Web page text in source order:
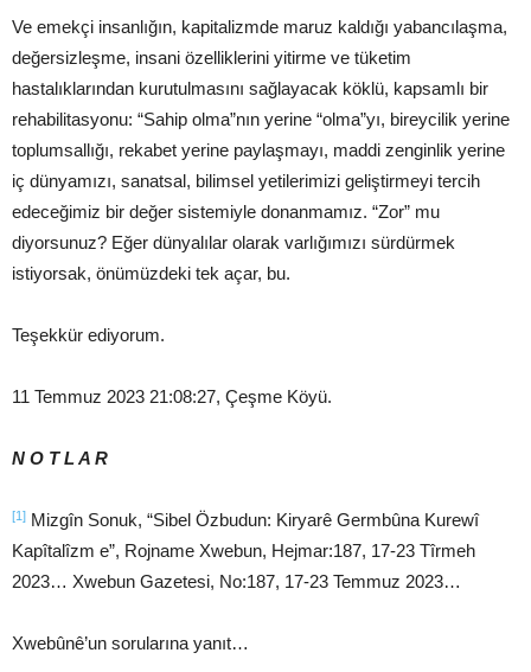
Ve emekçi insanlığın, kapitalizmde maruz kaldığı yabancılaşma,
değersizleşme, insani özelliklerini yitirme ve tüketim
hastalıklarından kurutulmasını sağlayacak köklü, kapsamlı bir
rehabilitasyonu: “Sahip olma”nın yerine “olma”yı, bireycilik yerine
toplumsallığı, rekabet yerine paylaşmayı, maddi zenginlik yerine
iç dünyamızı, sanatsal, bilimsel yetilerimizi geliştirmeyi tercih
edeceğimiz bir değer sistemiyle donanmamız. “Zor” mu
diyorsunuz? Eğer dünyalılar olarak varlığımızı sürdürmek
istiyorsak, önümüzdeki tek açar, bu.
Teşekkür ediyorum.
11 Temmuz 2023 21:08:27, Çeşme Köyü.
N O T L A R
[1] Mizgîn Sonuk, “Sibel Özbudun: Kiryarê Germbûna Kurewî
Kapîtalîzm e”, Rojname Xwebun, Hejmar:187, 17-23 Tîrmeh
2023… Xwebun Gazetesi, No:187, 17-23 Temmuz 2023…
Xwebûnê’un sorularına yanıt…